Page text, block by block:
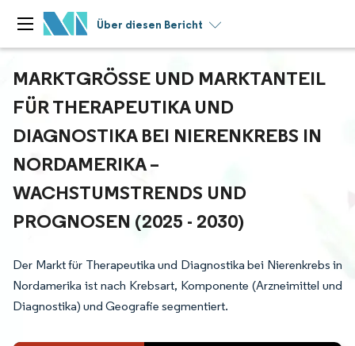
Über diesen Bericht
MARKTGRÖSSE UND MARKTANTEIL F
ÜR THERAPEUTIKA UND D
IAGNOSTIKA BEI NIERENKREBS IN N
ORDAMERIKA – W
ACHSTUMSTRENDS UND P
ROGNOSEN (2025 - 2030)
Der Markt für Therapeutika und Diagnostika bei Nierenkrebs in
Nordamerika ist nach Krebsart, Komponente (Arzneimittel und
Diagnostika) und Geografie segmentiert.